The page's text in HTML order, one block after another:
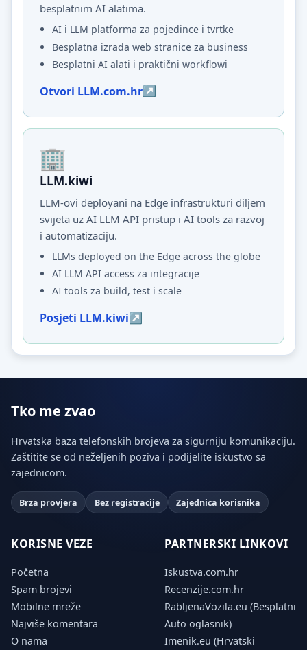
besplatnim AI alatima.
AI i LLM platforma za pojedince i tvrtke
Besplatna izrada web stranice za business
Besplatni AI alati i praktični workflowi
Otvori LLM.com.hr
LLM.kiwi
LLM-ovi deployani na Edge infrastrukturi diljem
svijeta uz AI LLM API pristup i AI tools za razvoj
i automatizaciju.
LLMs deployed on the Edge across the globe
AI LLM API access za integracije
AI tools za build, test i scale
Posjeti LLM.kiwi
Tko me zvao
Hrvatska baza telefonskih brojeva za sigurniju komunikaciju.
Zaštitite se od neželjenih poziva i podijelite iskustvo sa
zajednicom.
Brza provjera Bez registracije Zajednica korisnika
KORISNE VEZE
Početna
Spam brojevi
Mobilne mreže
Najviše komentara
O nama
PARTNERSKI LINKOVI
Iskustva.com.hr
Recenzije.com.hr
RabljenaVozila.eu (Besplatni
Auto oglasnik)
Imenik.eu (Hrvatski